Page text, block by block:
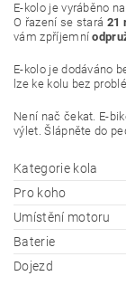
E-kolo je vyráběno
O řazení se stará 21
vám zpříjemní
E-kolo je dodáváno
lze ke kolu bez
Není nač čekat. E-
výlet. Šlápněte do
Kategorie kola
Pro koho
Umístění motoru
Baterie
Dojezd